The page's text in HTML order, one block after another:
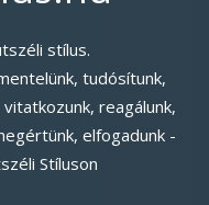
stílus.
tudósítunk,
reagálunk,
elfogadunk -
Stíluson